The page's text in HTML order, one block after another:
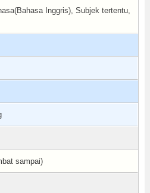
Inggris), Subjek tertentu,
sampai)